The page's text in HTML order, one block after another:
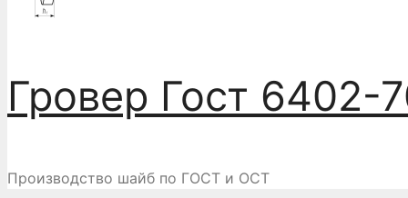
Гровер Гост 6402-
Производство шайб по ГОСТ и ОСТ